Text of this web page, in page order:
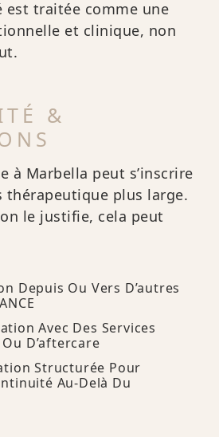
est traitée comme une
et clinique, non
&
à Marbella peut s’inscrire
thérapeutique plus large.
le justifie, cela peut
Depuis Ou Vers D’autres
Avec Des Services
D’aftercare
Structurée Pour
Au-Delà Du